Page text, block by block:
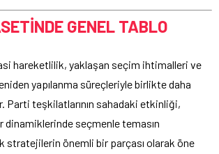
GENEL TABLO
hareketlilik, yaklaşan seçim ihtimalleri ve
yapılanma süreçleriyle birlikte daha
Parti teşkilatlarının sahadaki etkinliği,
dinamiklerinde seçmenle temasın
stratejilerin önemli bir parçası olarak öne